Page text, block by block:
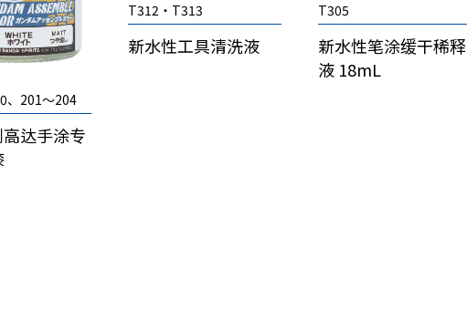
、201～204
达手涂专
T312・T313
新水性工具清洗液
T305
新水性笔涂缓干稀释
液 18mL